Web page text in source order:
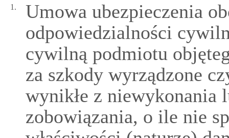
1.
Umowa ubezpieczenia
odpowiedzialności
cywilną podmiotu
za szkody wyrządzone
wynikłe z niewykonania
zobowiązania, o ile nie